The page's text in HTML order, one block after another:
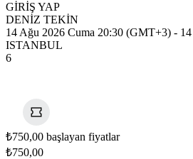
GİRİŞ YAP
DENİZ TEKİN
14 Ağu 2026 Cuma 20:30 (GMT+3) -
ISTANBUL
6
₺750,00 başlayan fiyatlar
₺750,00